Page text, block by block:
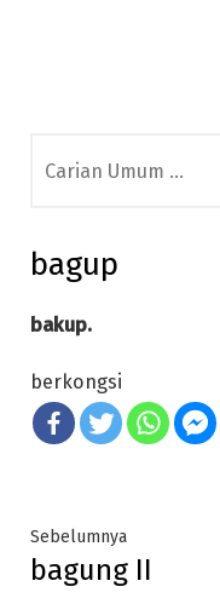
for:
bagup
bakup.
berkongsi
Post
navigation
SebelumnyaPrevious
post:
bagung II